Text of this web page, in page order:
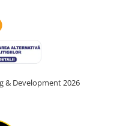
& Development 2026